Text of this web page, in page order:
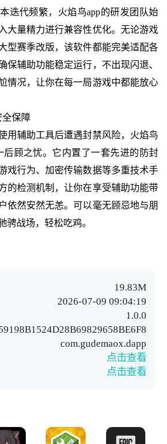
迭代频繁，火焰鸟app的研发团队始
大量精力进行兼容性优化。无论游戏
型赛季改版，该软件都能完美适配各
保辅助功能稳定运行，不出现闪退、
情况，让你在每一局游戏中都能放心
全保障
用辅助工具后遭遇封禁风险，火焰鸟
后顾之忧。它内置了一套先进的防封
戏行为、加密传输数据等多重技术手
的检测机制，让你在享受辅助功能带
依然安然无恙。可以毫无顾忌地与朋
骋战场，轻松吃鸡。
19.83M
2026-07-09 09:04:19
1.0.0
com.gudemaox.dapp
点击查看
点击查看